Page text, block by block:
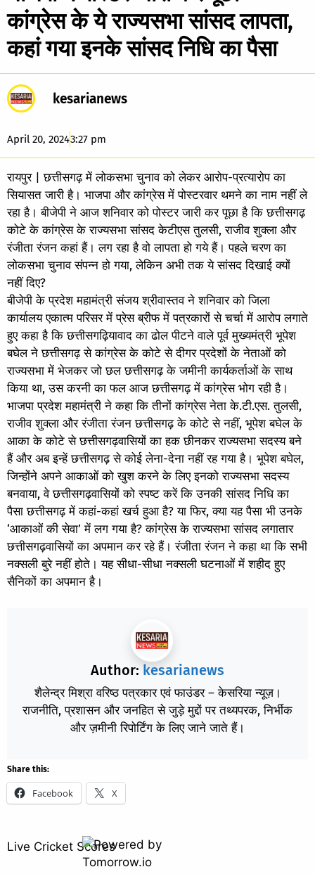
कांग्रेस के ये राज्यसभा सांसद लापता,
कहां गया इनके सांसद निधि का पैसा
kesarianews
April 20, 20243:27 pm
रायपुर | छत्तीसगढ़ में लोकसभा चुनाव को लेकर आरोप-प्रत्यारोप का
सियासत जारी है। भाजपा और कांग्रेस में पोस्टरवार थमने का नाम नहीं ले
रहा है। बीजेपी ने आज शनिवार को पोस्टर जारी कर पूछा है कि छत्तीसगढ़
कोटे के कांग्रेस के राज्यसभा सांसद केटीएस तुलसी, राजीव शुक्ला और
रंजीता रंजन कहां हैं। लग रहा है वो लापता हो गये हैं। पहले चरण का
लोकसभा चुनाव संपन्न हो गया, लेकिन अभी तक ये सांसद दिखाई क्यों
नहीं दिए?
बीजेपी के प्रदेश महामंत्री संजय श्रीवास्तव ने शनिवार को जिला
कार्यालय एकात्म परिसर में प्रेस ब्रीफ में पत्रकारों से चर्चा में आरोप लगाते
हुए कहा है कि छत्तीसगढ़ियावाद का ढोल पीटने वाले पूर्व मुख्यमंत्री भूपेश
बघेल ने छत्तीसगढ़ से कांग्रेस के कोटे से दीगर प्रदेशों के नेताओं को
राज्यसभा में भेजकर जो छल छत्तीसगढ़ के जमीनी कार्यकर्ताओं के साथ
किया था, उस करनी का फल आज छत्तीसगढ़ में कांग्रेस भोग रही है।
भाजपा प्रदेश महामंत्री ने कहा कि तीनों कांग्रेस नेता के.टी.एस. तुलसी,
राजीव शुक्ला और रंजीता रंजन छत्तीसगढ़ के कोटे से नहीं, भूपेश बघेल के
आका के कोटे से छत्तीसगढ़वासियों का हक छीनकर राज्यसभा सदस्य बने
हैं और अब इन्हें छत्तीसगढ़ से कोई लेना-देना नहीं रह गया है। भूपेश बघेल,
जिन्होंने अपने आकाओं को खुश करने के लिए इनको राज्यसभा सदस्य
बनवाया, वे छत्तीसगढ़वासियों को स्पष्ट करें कि उनकी सांसद निधि का
पैसा छत्तीसगढ़ में कहां-कहां खर्च हुआ है? या फिर, क्या यह पैसा भी उनके
‘आकाओं की सेवा’ में लग गया है? कांग्रेस के राज्यसभा सांसद लगातार
छत्तीसगढ़वासियों का अपमान कर रहे हैं। रंजीता रंजन ने कहा था कि सभी
नक्सली बुरे नहीं होते। यह सीधा-सीधा नक्सली घटनाओं में शहीद हुए
सैनिकों का अपमान है।
Author: kesarianews
शैलेन्द्र मिश्रा वरिष्ठ पत्रकार एवं फाउंडर – केसरिया न्यूज़।
राजनीति, प्रशासन और जनहित से जुड़े मुद्दों पर तथ्यपरक, निर्भीक
और ज़मीनी रिपोर्टिंग के लिए जाने जाते हैं।
Share this:
Facebook X
Live Cricket Scores